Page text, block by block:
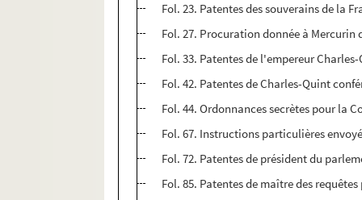
Fol. 23. Patentes des souverains de la
Fol. 27. Procuration donnée à
Fol. 33. Patentes de l'empereur
Fol. 42. Patentes de Charles-Quint
Fol. 44. Ordonnances secrètes pour la
Fol. 67. Instructions particulières
Fol. 72. Patentes de président du
Fol. 85. Patentes de maître des